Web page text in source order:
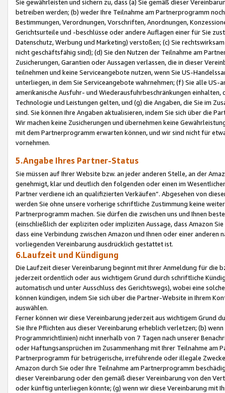
Sie gewährleisten und sichern zu, dass (a) Sie gemäß dieser
betreiben werden; (b) weder Ihre Teilnahme am Partnerprogramm
Bestimmungen, Verordnungen, Vorschriften, Anordnungen,
Gerichtsurteile und -beschlüsse oder andere Auflagen einer für Sie
Datenschutz, Werbung und Marketing) verstoßen; (c) Sie
nicht geschäftsfähig sind); (d) Sie den Nutzen der Teilnahme am
Zusicherungen, Garantien oder Aussagen verlassen, die in dieser
teilnehmen und keine Serviceangebote nutzen, wenn Sie US-
unterliegen, in dem Sie Serviceangebote wahrnehmen; (f) Sie alle
amerikanische Ausfuhr- und Wiederausfuhrbeschränkungen
Technologie und Leistungen gelten, und (g) die Angaben, die Sie im
sind. Sie können Ihre Angaben aktualisieren, indem Sie sich über die
Wir machen keine Zusicherungen und übernehmen keine
mit dem Partnerprogramm erwarten können, und wir sind nicht für
vornehmen.
5.Angabe Ihres Partner-Status
Sie müssen auf Ihrer Website bzw. an jeder anderen Stelle, an der
genehmigt, klar und deutlich den folgenden oder einen im
Partner verdiene ich an qualifizierten Verkäufen“. Abgesehen von
werden Sie ohne unsere vorherige schriftliche Zustimmung keine
Partnerprogramm machen. Sie dürfen die zwischen uns und Ihnen
(einschließlich der expliziten oder impliziten Aussage, dass Amazon
dass eine Verbindung zwischen Amazon und Ihnen oder einer
vorliegenden Vereinbarung ausdrücklich gestattet ist.
6.Laufzeit und Kündigung
Die Laufzeit dieser Vereinbarung beginnt mit Ihrer Anmeldung für die
jederzeit ordentlich oder aus wichtigem Grund durch schriftliche
automatisch und unter Ausschluss des Gerichtswegs), wobei eine
können kündigen, indem Sie sich über die Partner-Website in Ihrem
auswählen.
Ferner können wir diese Vereinbarung jederzeit aus wichtigem Grund
Sie Ihre Pflichten aus dieser Vereinbarung erheblich verletzen; (b)
Programmrichtlinien) nicht innerhalb von 7 Tagen nach unserer
oder Haftungsansprüchen im Zusammenhang mit Ihrer Teilnahme am
Partnerprogramm für betrügerische, irreführende oder illegale
Amazon durch Sie oder Ihre Teilnahme am Partnerprogramm
dieser Vereinbarung oder den gemäß dieser Vereinbarung von den
oder künftig unterliegen könnte; (g) wenn wir diese Vereinbarung mit